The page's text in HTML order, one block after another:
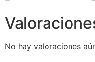
No hay valoraciones